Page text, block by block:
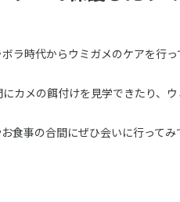
ラ時代からウミガメのケアを行
カメの餌付けを見学できたり、
食事の合間にぜひ会いに行ってみ